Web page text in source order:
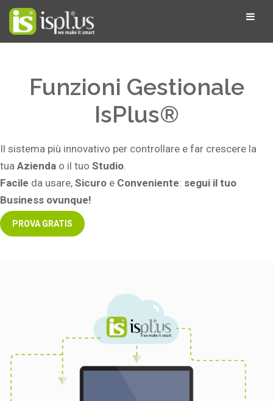
Funzioni Gestionale
IsPlus®
Il sistema più innovativo per controllare e far crescere la
tua Azienda o il tuo Studio.
Facile da usare, Sicuro e Conveniente: segui il tuo
Business ovunque!
PROVA GRATIS